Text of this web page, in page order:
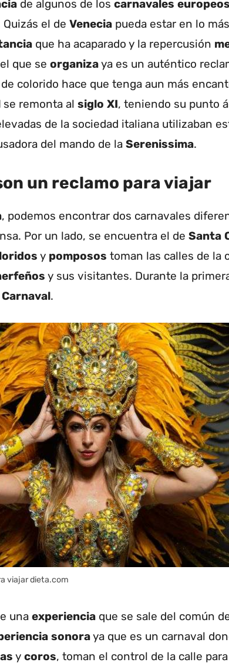
de algunos de los carnavales europeos
el de Venecia pueda estar en lo
que ha acaparado y la repercusión
que se organizaya es un auténtico
colorido hace que tenga aun más
se remonta al siglo XI, teniendo su punto
de la sociedad italiana utilizaban
del mando de la Serenissima.
un reclamo para viajar
, podemos encontrar dos carnavales
Por un lado, se encuentra el de Santa
y pomposos toman las calles de la
y sus visitantes. Durante la
Carnaval.
viajar dieta.com
una experiencia que se sale del común
sonoraya que es un carnaval
y coros, toman el control de la calle